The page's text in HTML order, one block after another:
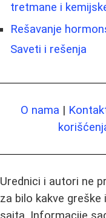
tretmane i
Rešavanje
Saveti i rešenja
O nama |
Urednici i autori ne
za bilo kakve